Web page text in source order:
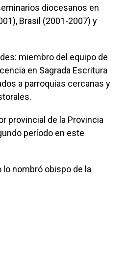
diocesanos en
Brasil (2001-2007) y
miembro del equipo de
en Sagrada Escritura
a parroquias cercanas y
provincial de la Provincia
período en este
lo nombró obispo de la